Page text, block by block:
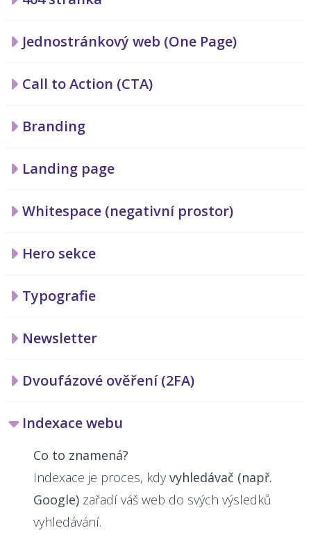
Jednostránkový web (One Page)
Call to Action (CTA)
Branding
Landing page
Whitespace (negativní prostor)
Hero sekce
Typografie
Newsletter
Dvoufázové ověření (2FA)
Indexace webu
Co to znamená?
Indexace je proces, kdy vyhledávač (např.
Google) zařadí váš web do svých výsledků
vyhledávání.